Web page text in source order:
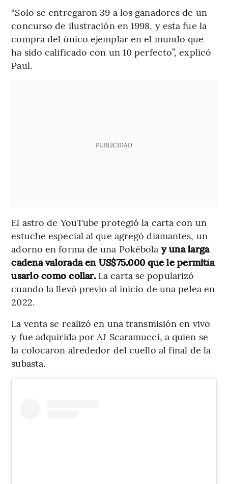
“Solo se entregaron 39 a los ganadores de un
concurso de ilustración en 1998, y esta fue la
compra del único ejemplar en el mundo que
ha sido calificado con un 10 perfecto”, explicó
Paul.
PUBLICIDAD
El astro de YouTube protegió la carta con un
estuche especial al que agregó diamantes, un
adorno en forma de una Pokébola y una larga
cadena valorada en US$75.000 que le permitía
usarlo como collar.La carta se popularizó
cuando la llevó previo al inicio de una pelea en
2022.
La venta se realizó en una transmisión en vivo
y fue adquirida por AJ Scaramucci, a quien se
la colocaron alrededor del cuello al final de la
subasta.